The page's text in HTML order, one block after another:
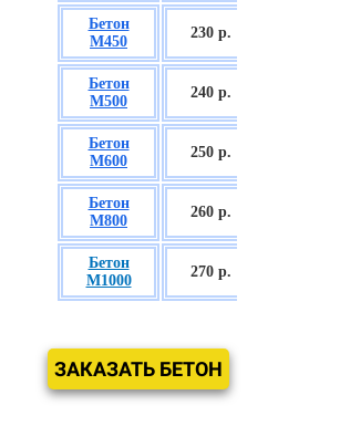
Бетон
М450
230 р.
Бетон
М500
240 р.
Бетон
М600
250 р.
Бетон
М800
260 р.
Бетон
М1000
270 р.
ЗАКАЗАТЬ БЕТОН